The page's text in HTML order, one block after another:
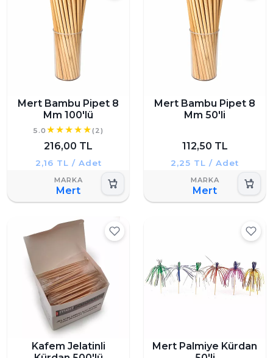
Mert Bambu Pipet 8
Mm 100'lü
5.0 (2)
216,00 TL
2,16 TL / Adet
Mert
Mert Bambu Pipet 8
Mm 50'li
112,50 TL
2,25 TL / Adet
Mert
Kafem Jelatinli
Mert Palmiye Kürdan